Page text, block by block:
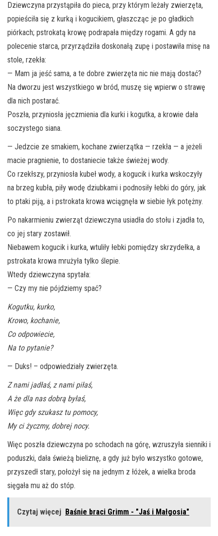
Dziewczyna przystąpiła do pieca, przy którym leżały zwierzęta,
popieściła się z kurką i kogucikiem, głaszcząc je po gładkich
piórkach; pstrokatą krowę podrapała między rogami. A gdy na
polecenie starca, przyrządziła doskonałą zupę i postawiła misę na
stole, rzekła:
— Mam ja jeść sama, a te dobre zwierzęta nic nie mają dostać?
Na dworzu jest wszystkiego w bród, muszę się wpierw o strawę
dla nich postarać.
Poszła, przyniosła jęczmienia dla kurki i kogutka, a krowie dała
soczystego siana.
— Jedzcie ze smakiem, kochane zwierzątka — rzekła — a jeżeli
macie pragnienie, to dostaniecie także świeżej wody.
Co rzekłszy, przyniosła kubeł wody, a kogucik i kurka wskoczyły
na brzeg kubła, piły wodę dziubkami i podnosiły łebki do góry, jak
to ptaki piją, a i pstrokata krowa wciągnęła w siebie łyk potężny.
Po nakarmieniu zwierząt dziewczyna usiadła do stołu i zjadła to,
co jej stary zostawił.
Niebawem kogucik i kurka, wtuliły łebki pomiędzy skrzydełka, a
pstrokata krowa mrużyła tylko ślepie.
Wtedy dziewczyna spytała:
— Czy my nie pójdziemy spać?
Kogutku, kurko,
Krowo, kochanie,
Co odpowiecie,
Na to pytanie?
— Duks! – odpowiedziały zwierzęta.
Z nami jadłaś, z nami piłaś,
A że dla nas dobrą byłaś,
Więc gdy szukasz tu pomocy,
My ci życzmy, dobrej nocy.
Więc poszła dziewczyna po schodach na górę, wzruszyła sienniki i
poduszki, dała świeżą bieliznę, a gdy już było wszystko gotowe,
przyszedł stary, położył się na jednym z łóżek, a wielka broda
sięgała mu aż do stóp.
Czytaj więcej Baśnie braci Grimm - "Jaś i Małgosia"